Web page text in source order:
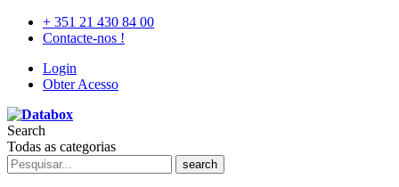
+ 351 21 430 84 00
Contacte-nos !
Login
Obter Acesso
Search
Todas as categorias
search